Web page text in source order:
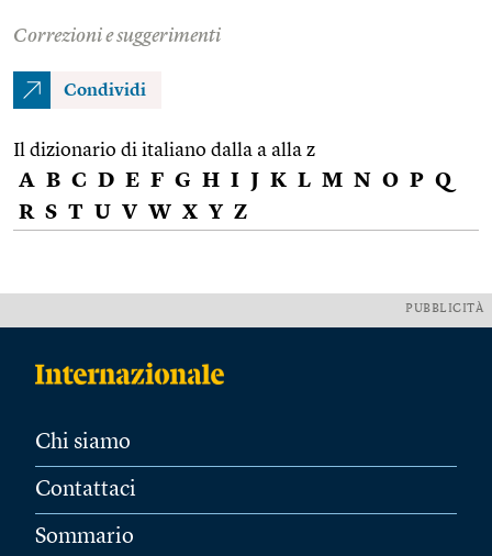
Correzioni e suggerimenti
Condividi
Il dizionario di italiano dalla a alla z
A B C D E F G H I J K L M N O P Q
R S T U V W X Y Z
PUBBLICITÀ
Chi siamo
Contattaci
Sommario